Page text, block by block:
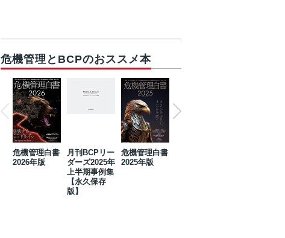
危機管理とBCPのおススメ本
危機管理白書
2026年版
月刊BCPリー
ダーズ2025年
上半期事例集
【永久保存
版】
危機管理白書
2025年版